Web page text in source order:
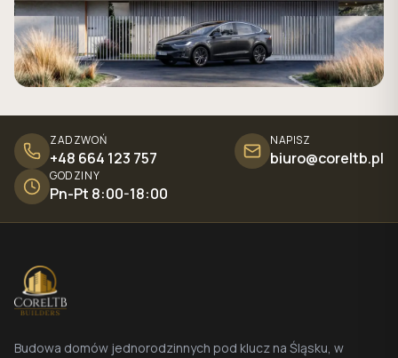
ZADZWOŃ
+48 664 123 757
NAPISZ
biuro@coreltb.pl
GODZINY
Pn-Pt 8:00-18:00
Budowa domów jednorodzinnych pod klucz na Śląsku, w